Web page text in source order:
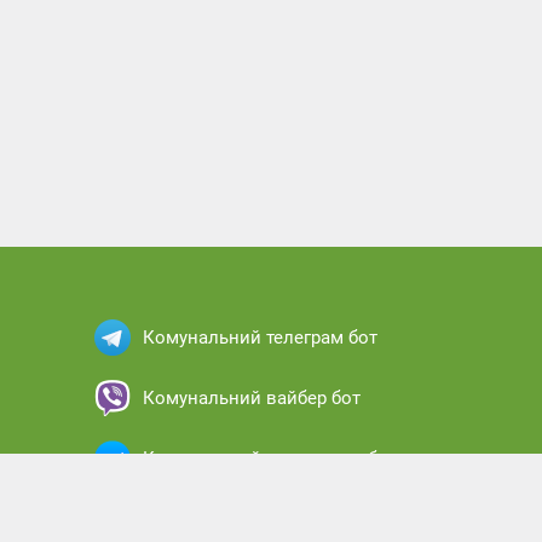
Комунальний телеграм бот
Комунальний вайбер бот
Комунальний месенджер бот